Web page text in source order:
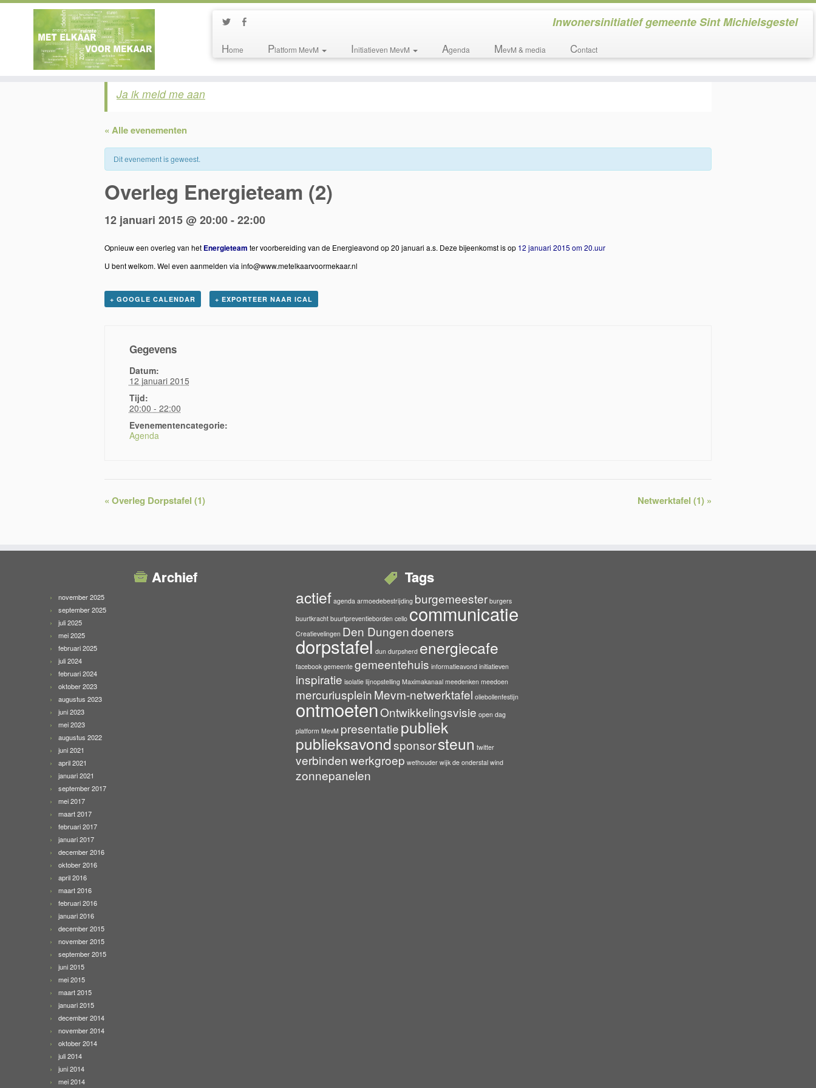
Inwonersinitiatief gemeente Sint Michielsgestel
Home Platform MevM Initiatieven MevM Agenda MevM & media Contact
Ja ik meld me aan
« Alle evenementen
Dit evenement is geweest.
Overleg Energieteam (2)
12 januari 2015 @ 20:00-22:00
Opnieuw een overleg van het Energieteam ter voorbereiding van de Energieavond op 20 januari a.s. Deze bijeenkomst is op 12 januari 2015 om 20.uur
U bent welkom. Wel even aanmelden via info@www.metelkaarvoormekaar.nl
+ GOOGLE CALENDAR + EXPORTEER NAAR ICAL
Gegevens
Datum:
12 januari 2015
Tijd:
20:00 - 22:00
Evenementencategorie:
Agenda
Evenementnavigatie
« Overleg Dorpstafel (1) Netwerktafel (1) »
Archief
november 2025
september 2025
juli 2025
mei 2025
februari 2025
juli 2024
februari 2024
oktober 2023
augustus 2023
juni 2023
mei 2023
augustus 2022
juni 2021
april 2021
januari 2021
september 2017
mei 2017
maart 2017
februari 2017
januari 2017
december 2016
oktober 2016
april 2016
maart 2016
februari 2016
januari 2016
december 2015
november 2015
september 2015
juni 2015
mei 2015
maart 2015
januari 2015
december 2014
november 2014
oktober 2014
juli 2014
juni 2014
mei 2014
Tags
actief agenda armoedebestrijding burgemeester burgers
buurtkracht buurtpreventieborden cello communicatie
Creatievelingen Den Dungendoeners
dorpstafel dun durpsherd energiecafe
facebook gemeente gemeentehuis informatieavond initiatieven
inspiratie isolatie lijnopstelling Maximakanaal meedenken meedoen
mercuriuspleinMevm-netwerktafel oliebollenfestijn
ontmoetenOntwikkelingsvisie open dag
platform MevM presentatiepubliek
publieksavondsponsorsteun twitter
verbindenwerkgroep wethouder wijk de onderstal wind
zonnepanelen